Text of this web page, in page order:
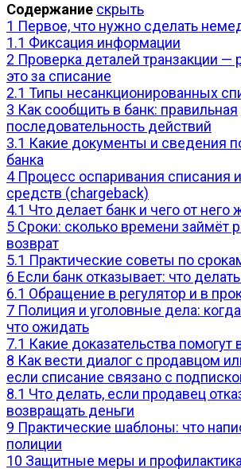
Содержание скрыть
1 Первое, что нужно сделать
1.1 Фиксация информации
2 Проверка деталей транзакции —
это за списание
2.1 Типы несанкционированных
3 Как сообщить в банк: правильная
последовательность действий
3.1 Какие документы и сведения
банка
4 Процесс оспаривания списания
средств (chargeback)
4.1 Что делает банк и чего от него
5 Сроки: сколько времени займёт
возврат
5.1 Практические советы по
6 Если банк отказывает: что
6.1 Обращение в регулятор и в
7 Полиция и уголовные дела:
что ожидать
7.1 Какие доказательства помогут
8 Как вести диалог с продавцом
если списание связано с
8.1 Что делать, если продавец
возвращать деньги
9 Практические шаблоны: что
полиции
10 Защитные меры и